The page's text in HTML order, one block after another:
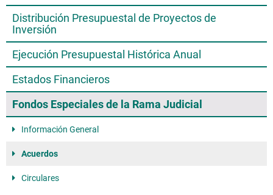
Distribución Presupuestal de Proyectos de
Inversión
Ejecución Presupuestal Histórica Anual
Estados Financieros
Fondos Especiales de la Rama Judicial
Información General
Acuerdos
Circulares